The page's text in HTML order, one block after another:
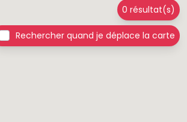
0 résultat(s)
Rechercher quand je déplace la carte